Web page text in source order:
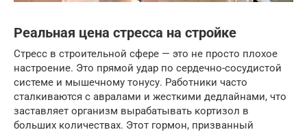
Реальная цена стресса на стройке
Стресс в строительной сфере — это не просто плохое
настроение. Это прямой удар по сердечно-сосудистой
системе и мышечному тонусу. Работники часто
сталкиваются с авралами и жесткими дедлайнами, что
заставляет организм вырабатывать кортизол в
больших количествах. Этот гормон, призванный